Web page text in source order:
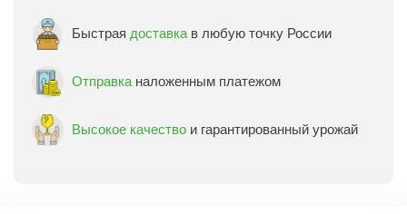
Быстрая доставка в любую точку России
Отправка наложенным платежом
Высокое качество и гарантированный урожай